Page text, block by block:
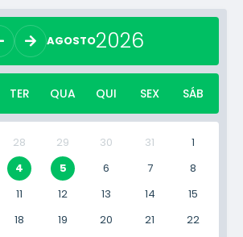
AGOSTO2026
TER QUA QUI SEX SÁB
28 29 30 31
1
4 5 6 7
8
11 12 13 14
15
18 19 20 21
22